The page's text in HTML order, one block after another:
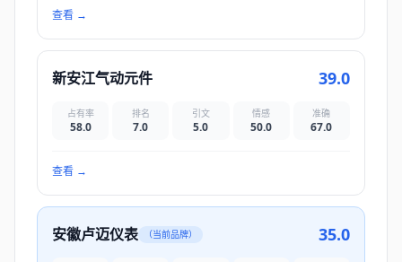
查看 →
新安江气动元件 39.0
占有率
58.0
排名
7.0
引文
5.0
情感
50.0
准确
67.0
查看 →
安徽卢迈仪表 （当前品牌） 35.0